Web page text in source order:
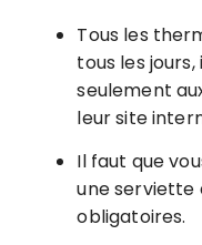
Tous les
tous les
seulement
leur site
Il faut que
une serviette
obligatoires.